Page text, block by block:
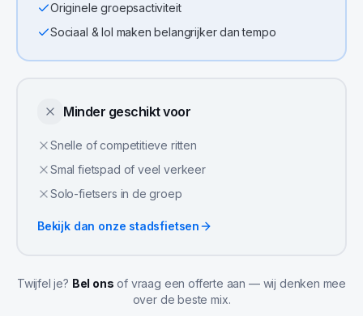
Originele groepsactiviteit
Sociaal & lol maken belangrijker dan tempo
Minder geschikt voor
Snelle of competitieve ritten
Smal fietspad of veel verkeer
Solo-fietsers in de groep
Bekijk dan onze stadsfietsen
Twijfel je? Bel ons of vraag een offerte aan — wij denken mee
over de beste mix.